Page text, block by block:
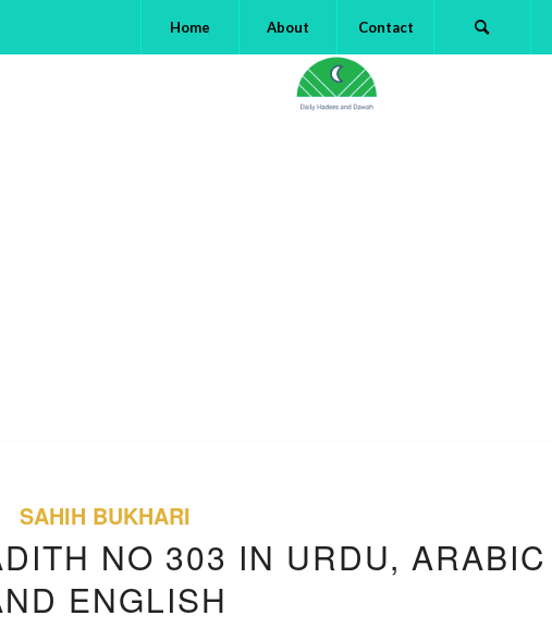
Home About Contact
SAHIH BUKHARI
NO 303 IN URDU, ARABIC
ENGLISH